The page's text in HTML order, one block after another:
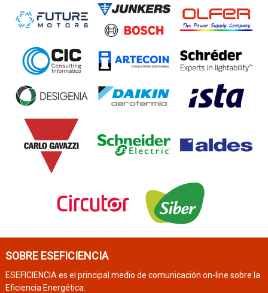
SOBRE ESEFICIENCIA
ESEFICIENCIA es el principal medio de comunicación on-line sobre la
Eficiencia Energética.